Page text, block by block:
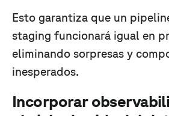
Esto garantiza que un
staging funcionará igual en
eliminando sorpresas y
inesperados.
Incorporar